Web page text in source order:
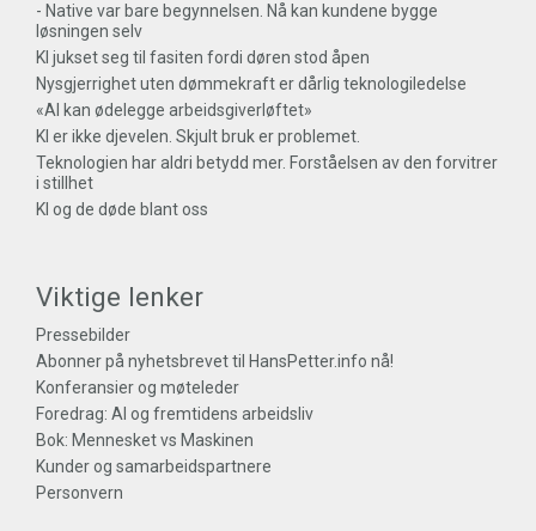
- Native var bare begynnelsen. Nå kan kundene bygge
løsningen selv
KI jukset seg til fasiten fordi døren stod åpen
Nysgjerrighet uten dømmekraft er dårlig teknologiledelse
«AI kan ødelegge arbeidsgiverløftet»
KI er ikke djevelen. Skjult bruk er problemet.
Teknologien har aldri betydd mer. Forståelsen av den forvitrer
i stillhet
KI og de døde blant oss
Viktige lenker
Pressebilder
Abonner på nyhetsbrevet til HansPetter.info nå!
Konferansier og møteleder
Foredrag: AI og fremtidens arbeidsliv
Bok: Mennesket vs Maskinen
Kunder og samarbeidspartnere
Personvern